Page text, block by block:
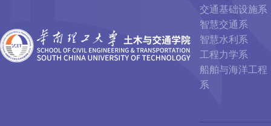
交通基础设施系
智慧交通系
智慧水利系
工程力学系
船舶与海洋工程
系